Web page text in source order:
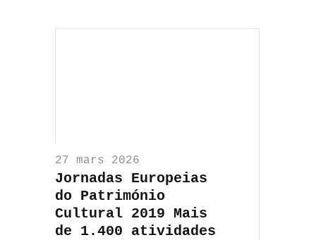
27 mars 2026
Jornadas Europeias
do Património
Cultural 2019 Mais
de 1.400 atividades